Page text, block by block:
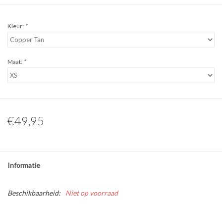
Kleur: *
Maat: *
€49,95
Informatie
Beschikbaarheid: Niet op voorraad